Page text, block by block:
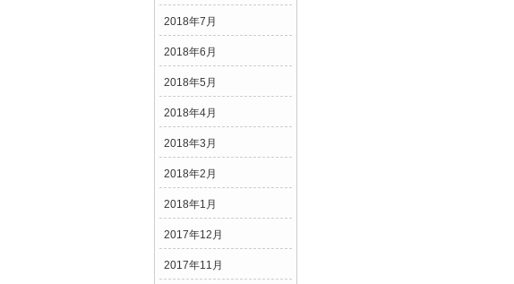
2018年7月
2018年6月
2018年5月
2018年4月
2018年3月
2018年2月
2018年1月
2017年12月
2017年11月